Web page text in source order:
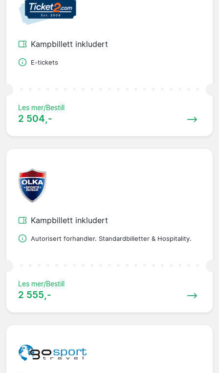
Kampbillett inkludert
E-tickets
Les mer/Bestill
2 504,-
Kampbillett inkludert
Autorisert forhandler. Standardbilletter & Hospitality.
Les mer/Bestill
2 555,-